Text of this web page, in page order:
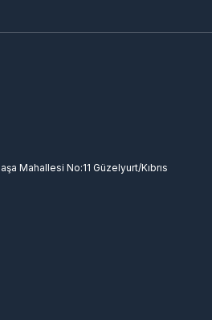
Mahallesi No:11 Güzelyurt/Kıbrıs